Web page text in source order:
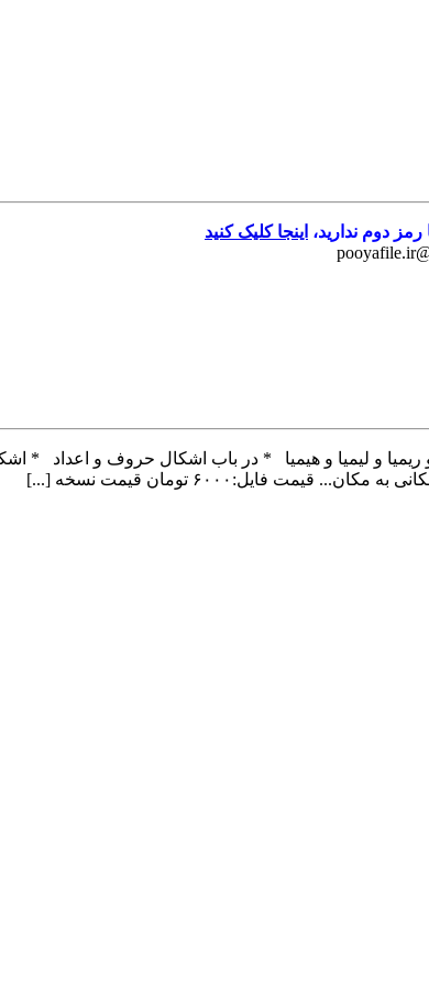
دوم ندارید، اینجا کلیک کنید
و لیمیا و هیمیا * در باب اشکال حروف و اعداد *
تومان قیمت نسخه [...]